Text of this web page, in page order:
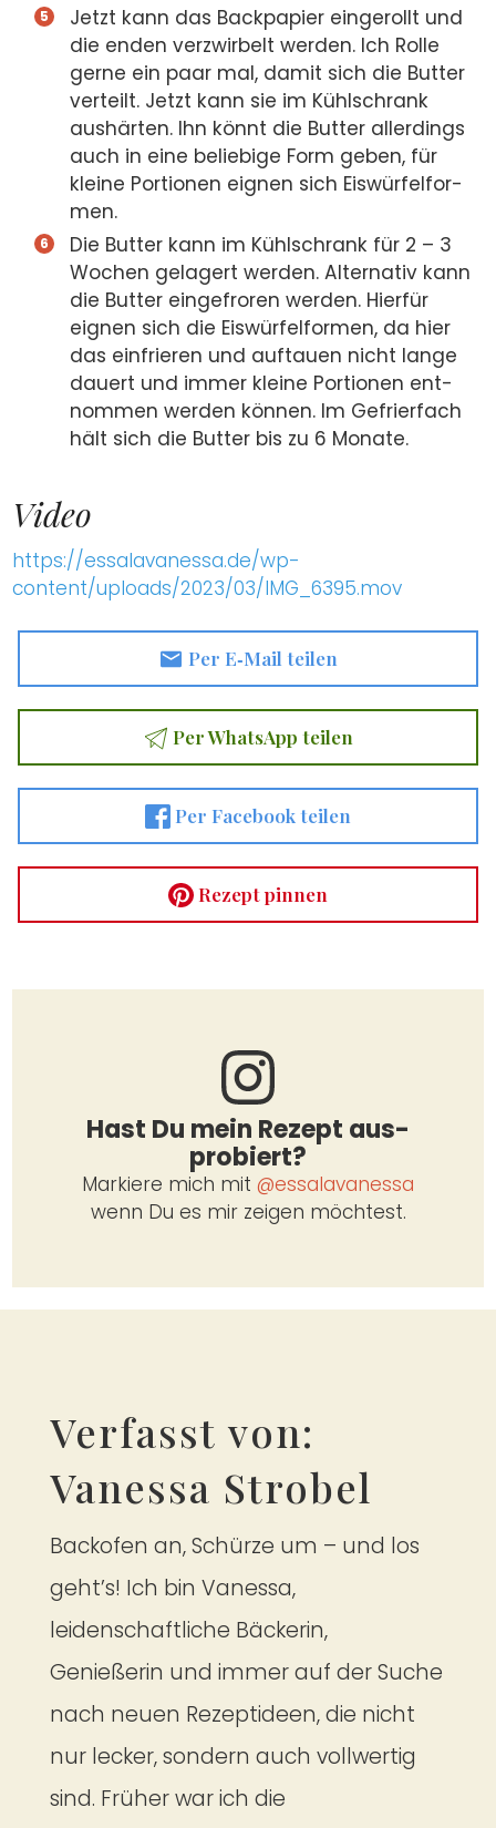
Jetzt kann das Back­pa­pier ein­ge­rollt und
die enden verz­wir­belt wer­den. Ich Rol­le
ger­ne ein paar mal, damit sich die But­ter
ver­teilt. Jetzt kann sie im Kühl­schrank
aus­här­ten. Ihn könnt die But­ter aller­dings
auch in eine belie­bi­ge Form geben, für
klei­ne Por­tio­nen eig­nen sich Eis­wür­fel­for­
men.
Die But­ter kann im Kühl­schrank für 2 – 3
Wochen gela­gert wer­den. Alter­na­tiv kann
die But­ter ein­ge­fro­ren wer­den. Hier­für
eig­nen sich die Eis­wür­fel­for­men, da hier
das ein­frie­ren und auf­tau­en nicht lan­ge
dau­ert und immer klei­ne Por­tio­nen ent­
nom­men wer­den kön­nen. Im Gefrier­fach
hält sich die But­ter bis zu 6 Mona­te.
Video
https://essalavanessa.de/wp-
content/uploads/2023/03/IMG_6395.mov
Per E‑Mail tei­len
Per Whats­App tei­len
Per Face­book tei­len
Rezept pin­nen
Hast Du mein Rezept aus­
pro­biert?
Mar­kie­re mich mit @essalavanessa
wenn Du es mir zei­gen möch­test.
Verfasst von:
Vanessa Strobel
Backofen an, Schürze um – und los
geht’s! Ich bin Vanessa,
leidenschaftliche Bäckerin,
Genießerin und immer auf der Suche
nach neuen Rezeptideen, die nicht
nur lecker, sondern auch vollwertig
sind. Früher war ich die